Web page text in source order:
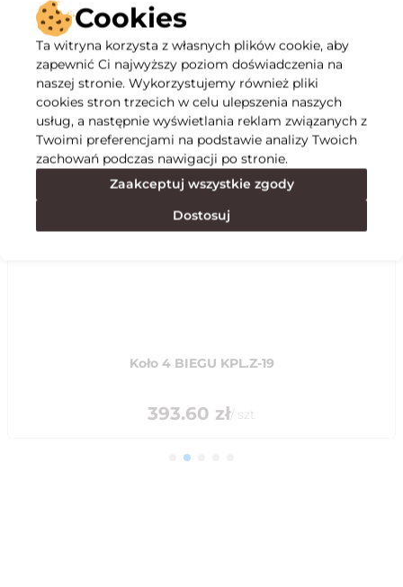
Opis
Specyfikacja
Polecane
Koło 4 BIEGU KPL.Z-19
393.60 zł/ szt
Cookies
Ta witryna korzysta z własnych plików cookie, aby
zapewnić Ci najwyższy poziom doświadczenia na
naszej stronie. Wykorzystujemy również pliki
cookies stron trzecich w celu ulepszenia naszych
usług, a następnie wyświetlania reklam związanych z
Twoimi preferencjami na podstawie analizy Twoich
zachowań podczas nawigacji po stronie.
Zaakceptuj wszystkie zgody
Dostosuj